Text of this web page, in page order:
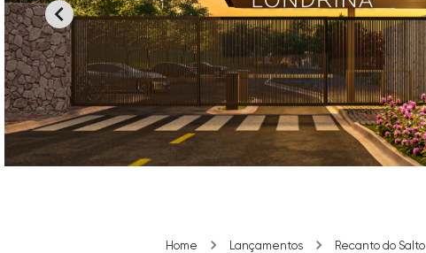
Home Lançamentos Recanto do Salto